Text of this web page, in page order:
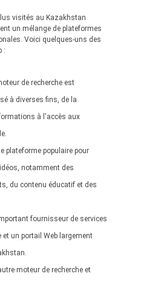
visités au Kazakhstan
un mélange de plateformes
Voici quelques-uns des
:
de recherche est
à diverses fins, de la
à l'accès aux
plateforme populaire pour
notamment des
du contenu éducatif et des
fournisseur de services
et un portail Web largement
moteur de recherche et